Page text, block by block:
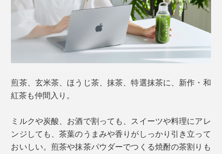
煎茶、玄米茶、ほうじ茶、抹茶、特選抹茶に、新作・和
紅茶も仲間入り。
ミルクや炭酸、お酒で割っても、スイーツや料理にアレ
ンジしても、茶葉のうまみや香りがしっかり引き立って
おいしい。煎茶や抹茶パウダーでつくる焼酎の茶割りも